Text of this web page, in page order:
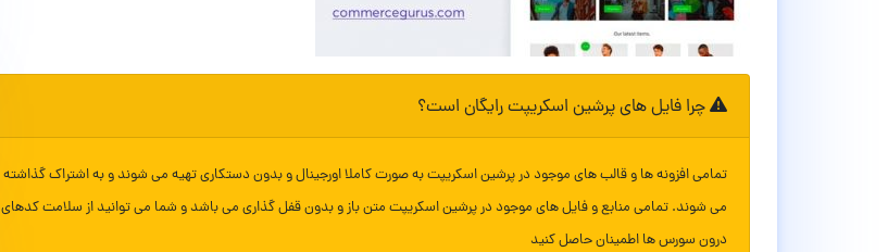
چرا فایل های پرشین اسکریپت رایگان است؟
تمامی افزونه ها و قالب های موجود در پرشین اسکریپت به صورت کاملا اورجینال و بدون دستکاری تهیه می شوند و به اشتراک گذاشته
می شوند. تمامی منابع و فایل های موجود در پرشین اسکریپت متن باز و بدون قفل گذاری می باشد و شما می توانید از سلامت کدهای
درون سورس ها اطمینان حاصل کنید